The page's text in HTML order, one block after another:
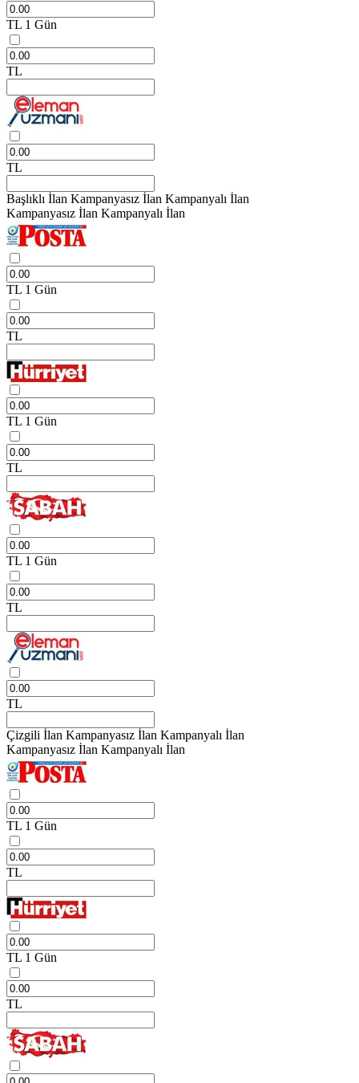
TL 1 Gün
TL
TL
Başlıklı İlan Kampanyasız İlan Kampanyalı İlan
Kampanyasız İlan Kampanyalı İlan
TL 1 Gün
TL
TL 1 Gün
TL
TL 1 Gün
TL
TL
Çizgili İlan Kampanyasız İlan Kampanyalı İlan
Kampanyasız İlan Kampanyalı İlan
TL 1 Gün
TL
TL 1 Gün
TL